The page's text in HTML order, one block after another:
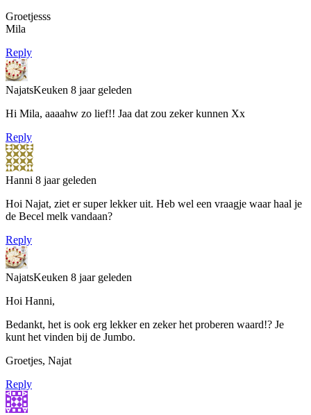
Groetjesss
Mila
Reply
NajatsKeuken 8 jaar geleden
Hi Mila, aaaahw zo lief!! Jaa dat zou zeker kunnen Xx
Reply
Hanni 8 jaar geleden
Hoi Najat, ziet er super lekker uit. Heb wel een vraagje waar haal je
de Becel melk vandaan?
Reply
NajatsKeuken 8 jaar geleden
Hoi Hanni,
Bedankt, het is ook erg lekker en zeker het proberen waard!? Je
kunt het vinden bij de Jumbo.
Groetjes, Najat
Reply